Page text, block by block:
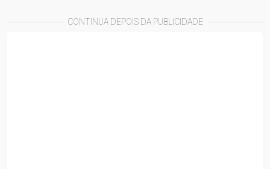
CONTINUA DEPOIS DA PUBLICIDADE